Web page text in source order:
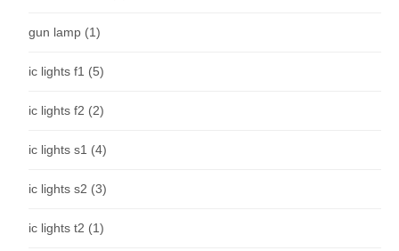
gun lamp (1)
ic lights f1 (5)
ic lights f2 (2)
ic lights s1 (4)
ic lights s2 (3)
ic lights t2 (1)